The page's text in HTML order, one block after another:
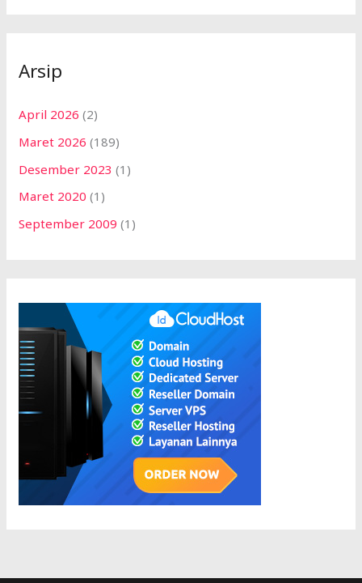
Arsip
April 2026 (2)
Maret 2026 (189)
Desember 2023 (1)
Maret 2020 (1)
September 2009 (1)